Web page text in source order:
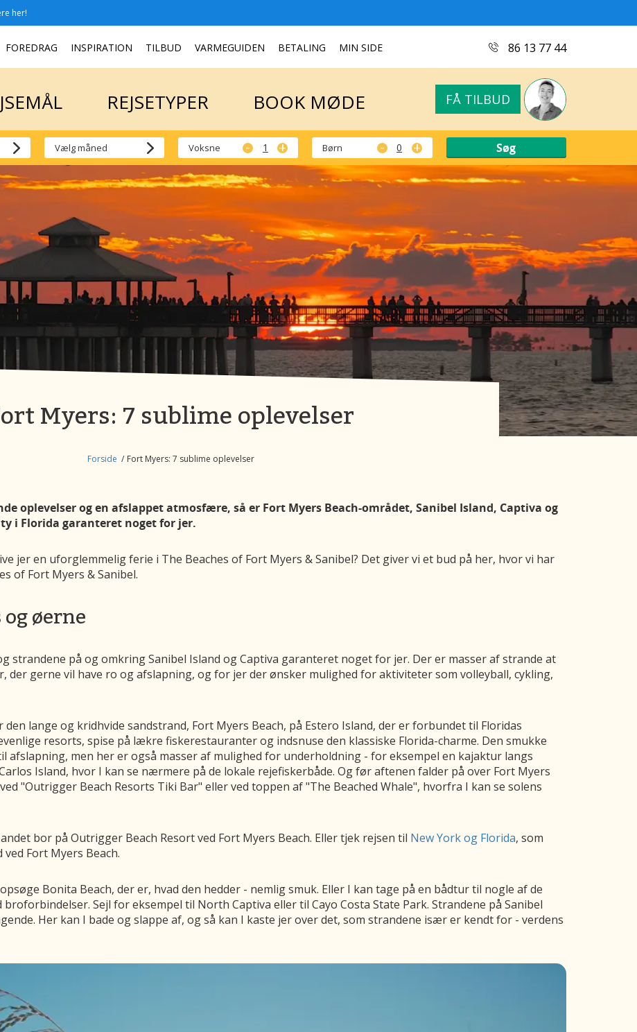
her!
86 13 77 44
FOREDRAG INSPIRATION TILBUD VARMEGUIDEN BETALING MIN SIDE
REJSETYPER BOOK MØDE FÅ TILBUD
REJSETYPER BOOK MØDE FÅ TILBUD
Voksne - + Børn - +
Myers: 7 sublime oplevelser
Forside Fort Myers: 7 sublime oplevelser
oplevelser og en afslappet atmosfære, så er Fort Myers Beach-området, Sanibel Island, Captiva og
i Florida garanteret noget for jer.
jer en uforglemmelig ferie i The Beaches of Fort Myers & Sanibel? Det giver vi et bud på her, hvor vi har
of Fort Myers & Sanibel.
øerne
strandene på og omkring Sanibel Island og Captiva garanteret noget for jer. Der er masser af strande at
der gerne vil have ro og afslapning, og for jer der ønsker mulighed for aktiviteter som volleyball, cykling,
lange og kridhvide sandstrand, Fort Myers Beach, på Estero Island, der er forbundet til Floridas
resorts, spise på lækre fiskerestauranter og indsnuse den klassiske Florida-charme. Den smukke
afslapning, men her er også masser af mulighed for underholdning - for eksempel en kajaktur langs
Island, hvor I kan se nærmere på de lokale rejefiskerbåde. Og før aftenen falder på over Fort Myers
"Outrigger Beach Resorts Tiki Bar" eller ved toppen af "The Beached Whale", hvorfra I kan se solens
bor på Outrigger Beach Resort ved Fort Myers Beach. Eller tjek rejsen til New York og Florida, som
Fort Myers Beach.
Bonita Beach, der er, hvad den hedder - nemlig smuk. Eller I kan tage på en bådtur til nogle af de
Sejl for eksempel til North Captiva eller til Cayo Costa State Park. Strandene på Sanibel
Her kan I bade og slappe af, og så kan I kaste jer over det, som strandene især er kendt for - verdens